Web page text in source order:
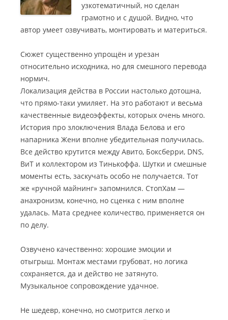
узкотематичный, но сделан
грамотно и с душой. Видно, что
автор умеет озвучивать, монтировать и материться.
Сюжет существенно упрощён и урезан
относительно исходника, но для смешного перевода
нормич.
Локализация действа в России настолько дотошна,
что прямо-таки умиляет. На это работают и весьма
качественные видеоэффекты, которых очень много.
История про злоключения Влада Белова и его
напарника Жени вполне убедительная получилась.
Все действо крутится между Авито, Боксберри, DNS,
ВиТ и коллектором из Тинькоффа. Шутки и смешные
моменты есть, заскучать особо не получается. Тот
же «ручной майнинг» запомнился. СтопХам —
анахронизм, конечно, но сценка с ним вполне
удалась. Мата среднее количество, применяется он
по делу.
Озвучено качественно: хорошие эмоции и
отыгрыш. Монтаж местами грубоват, но логика
сохраняется, да и действо не затянуто.
Музыкальное сопровождение удачное.
Не шедевр, конечно, но смотрится легко и